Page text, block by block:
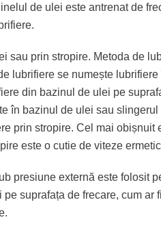
de ulei este antrenat de
sau prin stropire. Metoda de
lubrifiere se numește
din bazinul de ulei pe
în bazinul de ulei sau
prin stropire. Cel mai
este o cutie de viteze
presiune externă este folosit
suprafața de frecare, cum